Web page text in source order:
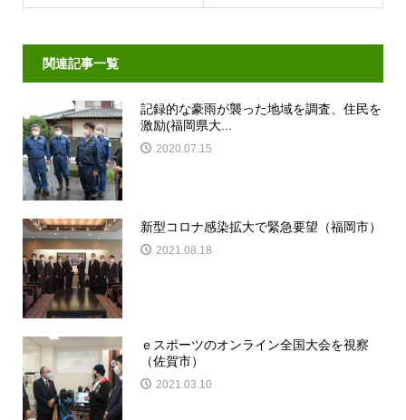
関連記事一覧
記録的な豪雨が襲った地域を調査、住民を
激励(福岡県大...
2020.07.15
新型コロナ感染拡大で緊急要望（福岡市）
2021.08.18
ｅスポーツのオンライン全国大会を視察
（佐賀市）
2021.03.10